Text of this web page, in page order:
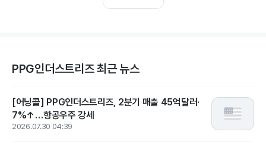
PPG인더스트리즈 최근 뉴스
[어닝콜] PPG인더스트리즈, 2분기 매출 45억달러·
7%↑…항공우주 강세
2026.07.30 04:39